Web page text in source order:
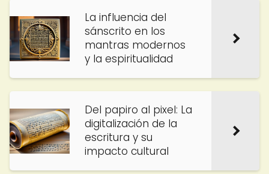
La influencia del
sánscrito en los
mantras modernos
y la espiritualidad
Del papiro al pixel: La
digitalización de la
escritura y su
impacto cultural